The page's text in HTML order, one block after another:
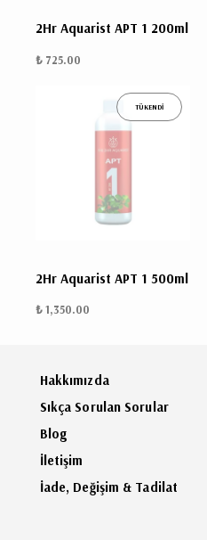
2Hr Aquarist APT 1 200ml
₺ 725.00
TÜKENDİ
2Hr Aquarist APT 1 500ml
₺ 1,350.00
Hakkımızda
Sıkça Sorulan Sorular
Blog
İletişim
İade, Değişim & Tadilat